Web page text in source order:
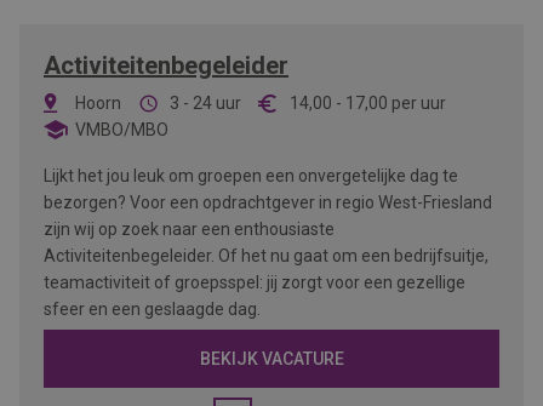
Activiteitenbegeleider
Hoorn 3 - 24 uur 14,00 - 17,00 per uur
VMBO/MBO
Lijkt het jou leuk om groepen een onvergetelijke dag te
bezorgen? Voor een opdrachtgever in regio West-Friesland
zijn wij op zoek naar een enthousiaste
Activiteitenbegeleider. Of het nu gaat om een bedrijfsuitje,
teamactiviteit of groepsspel: jij zorgt voor een gezellige
sfeer en een geslaagde dag.
BEKIJK VACATURE